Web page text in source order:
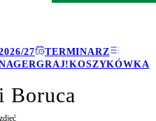
27
TERMINARZ
GRAJ!KOSZYKÓWKA
Boruca
zdjęć